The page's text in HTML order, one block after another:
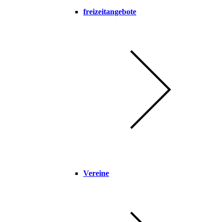
freizeitangebote
Vereine